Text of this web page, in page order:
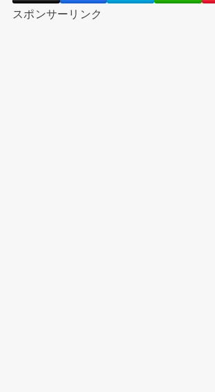
スポンサーリンク